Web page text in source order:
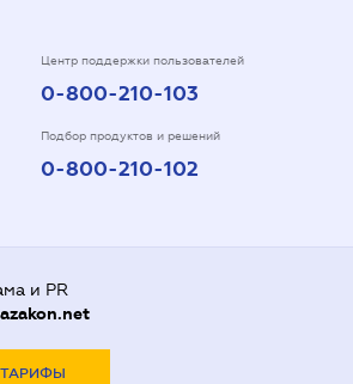
Центр поддержки пользователей
0-800-210-103
Подбор продуктов и решений
0-800-210-102
и PR
ТАРИФЫ